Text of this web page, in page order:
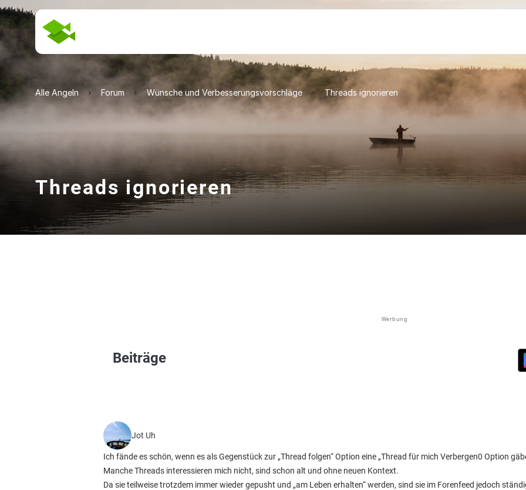
Alle Angeln Forum Wünsche und Verbesserungsvorschläge Threads ignorieren
Threads ignorieren
Werbung
Beiträge
Jot Uh
Ich fände es schön, wenn es als Gegenstück zur „Thread folgen“ Option eine „Thread für mich Verbergen0 Option
Manche Threads interessieren mich nicht, sind schon alt und ohne neuen Kontext.
Da sie teilweise trotzdem immer wieder gepusht und „am Leben erhalten“ werden, sind sie im Forenfeed jedoch